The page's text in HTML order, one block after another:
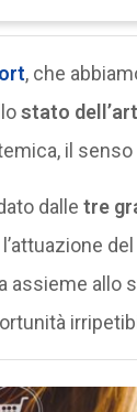
, che
stato
il
dalle tre
del
allo